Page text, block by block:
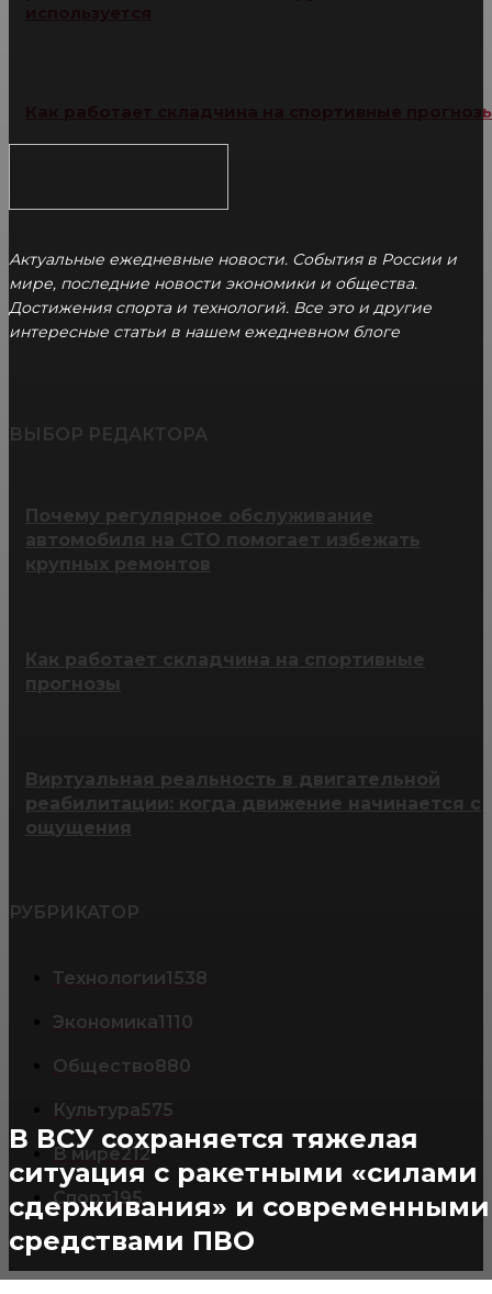
В ВСУ сохраняется тяжелая
ситуация с ракетными «силами
сдерживания» и современными
средствами ПВО
Как работает складчина на спортивные
Актуальные ежедневные новости. События в России и
мире, последние новости экономики и общества.
Достижения спорта и технологий. Все это и другие
интересные статьи в нашем ежедневном блоге
ВЫБОР РЕДАКТОРА
Почему регулярное обслуживание
автомобиля на СТО помогает избежать
крупных ремонтов
Как работает складчина на спортивные
прогнозы
Виртуальная реальность в двигательной
реабилитации: когда движение начинается с
ощущения
РУБРИКАТОР
Технологии1538
Экономика1110
Общество880
Культура575
В мире212
Спорт195